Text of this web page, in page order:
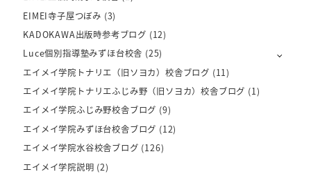
EIMEI寺子屋つぼみ (3)
KADOKAWA出版時参考ブログ (12)
Luce個別指導塾みずほ台校舎 (25)
エイメイ学院トナリエ（旧ソヨカ）校舎ブログ (11)
エイメイ学院トナリエふじみ野（旧ソヨカ）校舎ブログ (1)
エイメイ学院ふじみ野校舎ブログ (9)
エイメイ学院みずほ台校舎ブログ (12)
エイメイ学院水谷校舎ブログ (126)
エイメイ学院説明 (2)